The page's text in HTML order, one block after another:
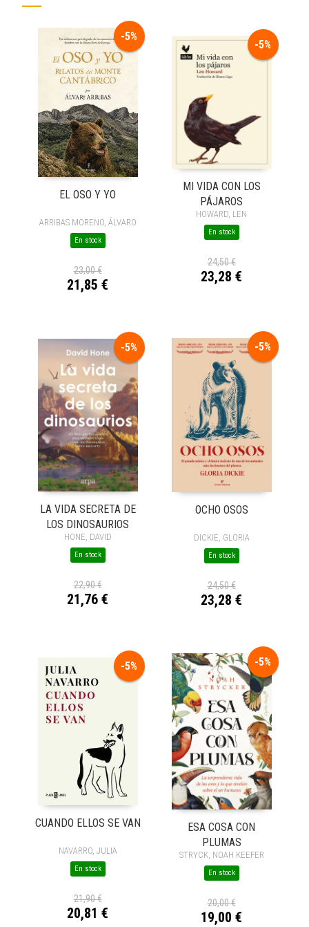
-5%
EL OSO Y YO
ARRIBAS MORENO, ÁLVARO
En stock
23,00 €
21,85 €
-5%
MI VIDA CON LOS
PÁJAROS
HOWARD, LEN
En stock
24,50 €
23,28 €
-5%
LA VIDA SECRETA DE
LOS DINOSAURIOS
HONE, DAVID
En stock
22,90 €
21,76 €
-5%
OCHO OSOS
DICKIE, GLORIA
En stock
24,50 €
23,28 €
-5%
CUANDO ELLOS SE VAN
NAVARRO, JULIA
En stock
21,90 €
20,81 €
-5%
ESA COSA CON
PLUMAS
STRYCK, NOAH KEEFER
En stock
20,00 €
19,00 €